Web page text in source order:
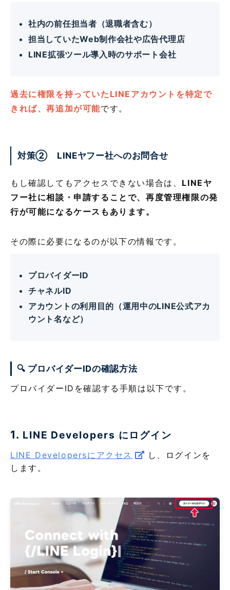
社内の前任担当者（退職者含む）
担当していたWeb制作会社や広告代理店
LINE拡張ツール導入時のサポート会社
過去に権限を持っていたLINEアカウントを特定で
きれば、再追加が可能です。
対策② LINEヤフー社へのお問合せ
もし確認してもアクセスできない場合は、 LINEヤ
フー社に相談・申請することで、再度管理権限の発
行が可能になるケースもあります。
その際に必要になるのが以下の情報です。
プロバイダーID
チャネルID
アカウントの利用目的（運用中のLINE公式アカ
ウント名など）
🔍 プロバイダーIDの確認方法
プロバイダーIDを確認する手順は以下です。
1. LINE Developers にログイン
LINE Developersにアクセス
し、ログインを
します。